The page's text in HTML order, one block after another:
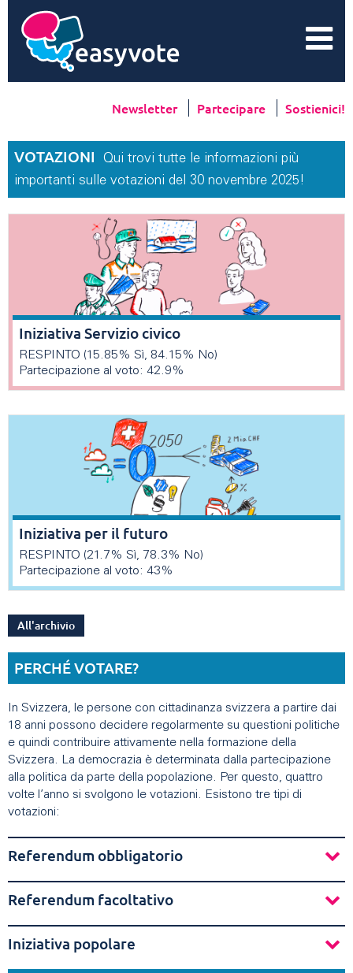
Newsletter Partecipare Sostienici!
VOTAZIONI
Qui trovi tutte le informazioni più
importanti sulle votazioni del 30 novembre 2025!
Iniziativa Servizio civico
RESPINTO (15.85% Sì, 84.15% No)
Partecipazione al voto: 42.9%
Iniziativa per il futuro
RESPINTO (21.7% Sì, 78.3% No)
Partecipazione al voto: 43%
All'archivio
PERCHÉ VOTARE?
In Svizzera, le persone con cittadinanza svizzera a partire dai
18 anni possono decidere regolarmente su questioni politiche
e quindi contribuire attivamente nella formazione della
Svizzera. La democrazia è determinata dalla partecipazione
alla politica da parte della popolazione. Per questo, quattro
volte l’anno si svolgono le votazioni. Esistono tre tipi di
votazioni:
Referendum obbligatorio
Referendum facoltativo
Iniziativa popolare